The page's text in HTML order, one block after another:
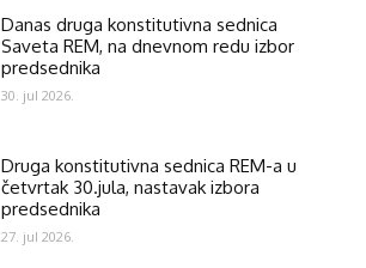
Danas druga konstitutivna sednica
Saveta REM, na dnevnom redu izbor
predsednika
30. jul 2026.
Druga konstitutivna sednica REM-a u
četvrtak 30.jula, nastavak izbora
predsednika
27. jul 2026.